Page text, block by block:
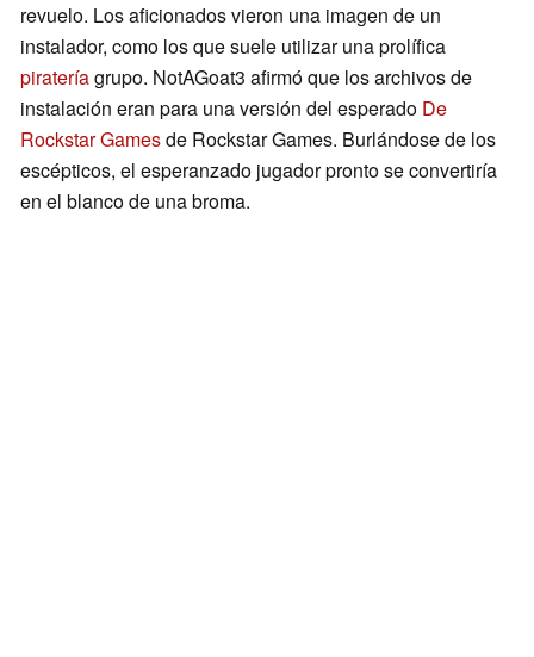
revuelo. Los aficionados vieron una imagen de un
instalador, como los que suele utilizar una prolífica
pirateríagrupo. NotAGoat3 afirmó que los archivos de
instalación eran para una versión del esperado De
Rockstar Gamesde Rockstar Games. Burlándose de los
escépticos, el esperanzado jugador pronto se convertiría
en el blanco de una broma.